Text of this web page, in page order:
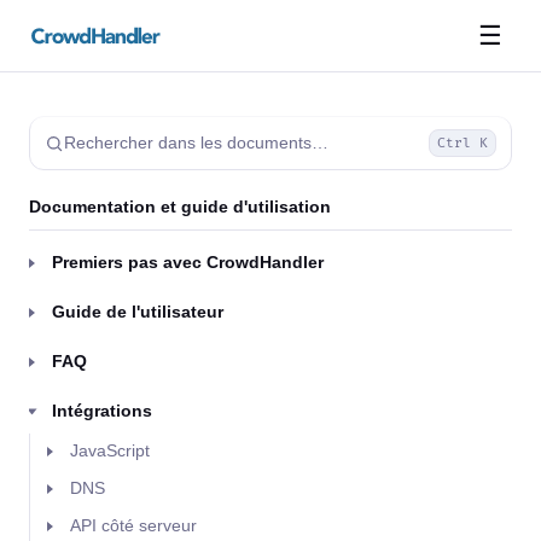
☰
Rechercher dans les documents… Ctrl K
Documentation et guide d'utilisation
Premiers pas avec CrowdHandler
Guide de l'utilisateur
FAQ
Intégrations
JavaScript
DNS
API côté serveur